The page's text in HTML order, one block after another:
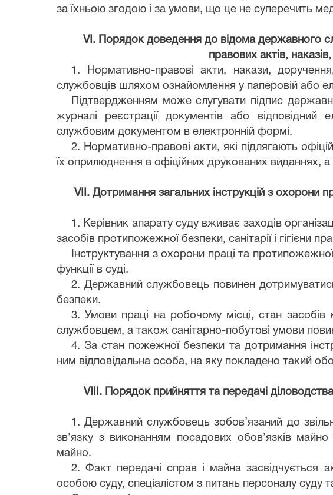
за їхньою згодою і за умови, що це не суперечить
VІ. Порядок доведення до відома державного
правових актів,
1. Нормативно-правові акти, накази,
службовців шляхом ознайомлення у паперовій або
Підтвердженням може слугувати підпис
журналі реєстрації документів або
службовим документом в електронній формі.
2. Нормативно-правові акти, які підлягають
їх оприлюднення в офіційних друкованих виданнях,
VІІ. Дотримання загальних інструкцій з
1. Керівник апарату суду вживає заходів
засобів протипожежної безпеки, санітарії і гігієни
Інструктування з охорони праці та
функції в суді.
2. Державний службовець повинен дотримуватись
безпеки.
3. Умови праці на робочому місці, стан засобів
службовцем, а також санітарно-побутові умови
4. За стан пожежної безпеки та дотримання
ним відповідальна особа, на яку покладено такий
VIІI. Порядок прийняття та передачі
1. Державний службовець зобов’язаний до
зв’язку з виконанням посадових обов’язків
майно.
2. Факт передачі справ і майна засвідчується
особою суду, спеціалістом з питань персоналу